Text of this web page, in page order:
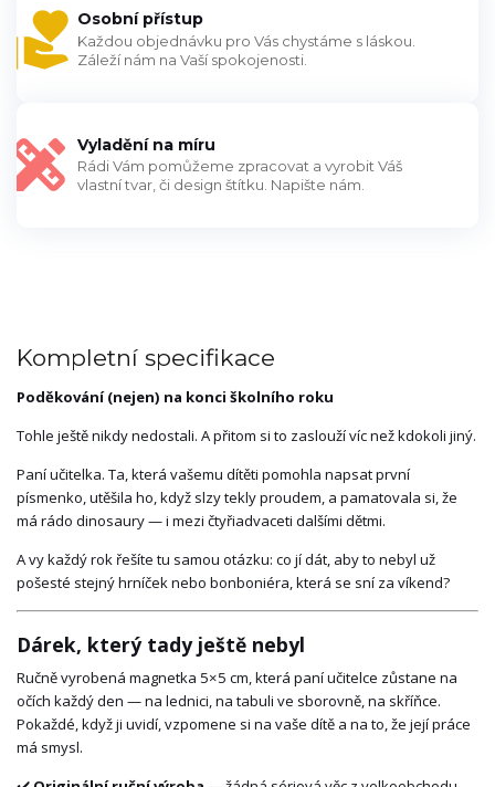
Osobní přístup
Každou objednávku pro Vás chystáme s láskou.
Záleží nám na Vaší spokojenosti.
Vyladění na míru
Rádi Vám pomůžeme zpracovat a vyrobit Váš
vlastní tvar, či design štítku. Napište nám.
Kompletní specifikace
Poděkování (nejen) na konci školního roku
Tohle ještě nikdy nedostali. A přitom si to zaslouží víc než kdokoli jiný.
Paní učitelka. Ta, která vašemu dítěti pomohla napsat první
písmenko, utěšila ho, když slzy tekly proudem, a pamatovala si, že
má rádo dinosaury — i mezi čtyřiadvaceti dalšími dětmi.
A vy každý rok řešíte tu samou otázku: co jí dát, aby to nebyl už
pošesté stejný hrníček nebo bonboniéra, která se sní za víkend?
Dárek, který tady ještě nebyl
Ručně vyrobená magnetka 5×5 cm, která paní učitelce zůstane na
očích každý den — na lednici, na tabuli ve sborovně, na skříňce.
Pokaždé, když ji uvidí, vzpomene si na vaše dítě a na to, že její práce
má smysl.